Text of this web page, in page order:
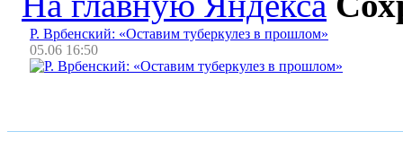
Р. Врбенский: «Оставим туберкулез в прошлом»
05.06 16:50